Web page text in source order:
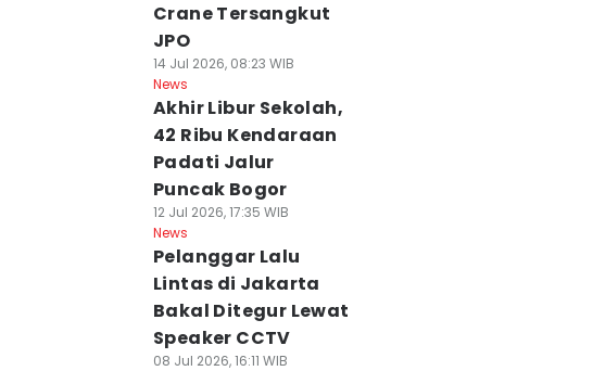
Crane Tersangkut
JPO
14 Jul 2026, 08:23 WIB
News
Akhir Libur Sekolah,
42 Ribu Kendaraan
Padati Jalur
Puncak Bogor
12 Jul 2026, 17:35 WIB
News
Pelanggar Lalu
Lintas di Jakarta
Bakal Ditegur Lewat
Speaker CCTV
08 Jul 2026, 16:11 WIB